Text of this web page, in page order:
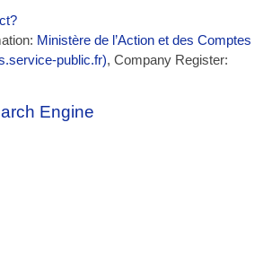
Ministère de l’Action et des Comptes
public.fr), Company Register:
Engine